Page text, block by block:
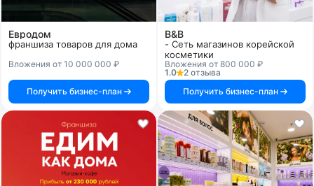
Евродом
франшиза товаров для дома
Вложения от 10 000 000 ₽
Получить бизнес-план
B&B
- Сеть магазинов корейской
косметики
Вложения от 800 000 ₽
1.0
2 отзыва
Получить бизнес-план